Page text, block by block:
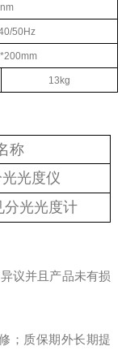
50Hz
13kg
称
光度仪
分光光度计
议并且产品未有损
；质保期外长期提